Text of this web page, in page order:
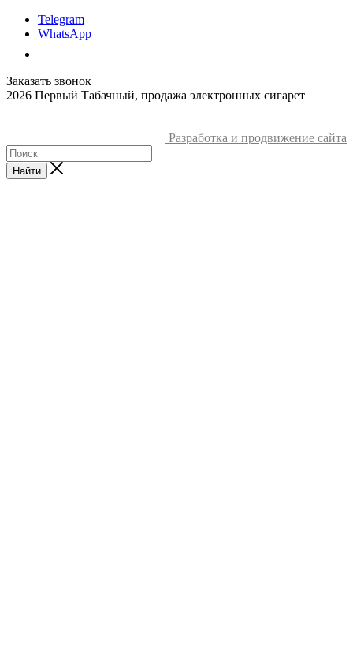
Telegram
WhatsApp
Заказать звонок
2026 Первый Табачный, продажа электронных сигарет
Разработка и продвижение сайта
Найти